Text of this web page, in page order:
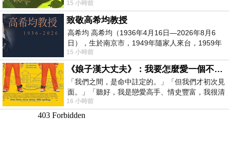
去西螺農會~回到莿桐都8點半多了
15 小時前
致敬高希均教授
高希均 高希均（1936年4月16日—2026年8月6
日），生於南京市，1949年隨家人來台，1959年
赴美深造並取得經濟發展博士學位。曾任
15 小時前
《娘子漢大丈夫》：我要怎麼愛一個不存在的人？
「我們之間，是命中註定的。」「但我們才初次見
面。」「聽好，我是戀愛高手、情史豐富，我很清
楚這種感覺，你我之間的那種感覺，現
16 小時前